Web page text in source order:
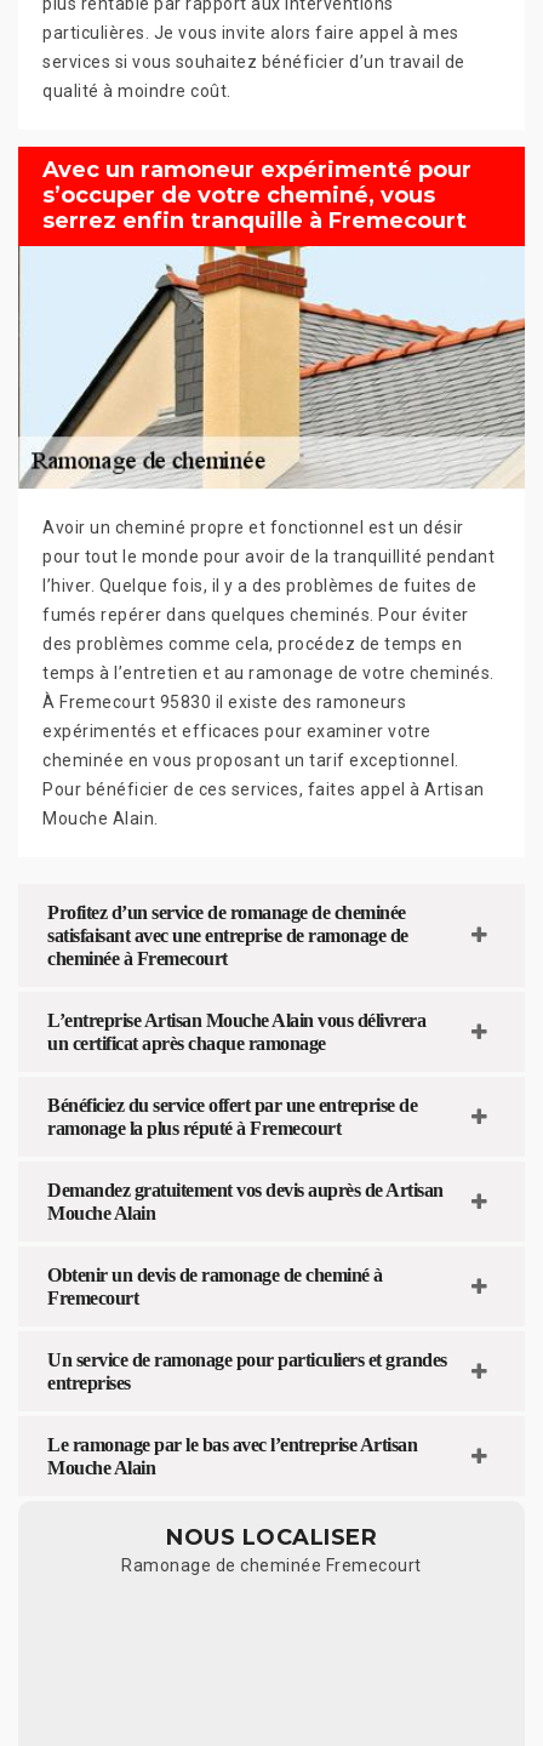
particulières. Je vous invite alors faire appel à mes
services si vous souhaitez bénéficier d’un travail de
qualité à moindre coût.
Avec un ramoneur expérimenté pour
s’occuper de votre cheminé, vous
serrez enfin tranquille à Fremecourt
Avoir un cheminé propre et fonctionnel est un désir
pour tout le monde pour avoir de la tranquillité pendant
l’hiver. Quelque fois, il y a des problèmes de fuites de
fumés repérer dans quelques cheminés. Pour éviter
des problèmes comme cela, procédez de temps en
temps à l’entretien et au ramonage de votre cheminés.
À Fremecourt 95830 il existe des ramoneurs
expérimentés et efficaces pour examiner votre
cheminée en vous proposant un tarif exceptionnel.
Pour bénéficier de ces services, faites appel à Artisan
Mouche Alain.
Profitez d’un service de romanage de cheminée
satisfaisant avec une entreprise de ramonage de
cheminée à Fremecourt
L’entreprise Artisan Mouche Alain vous délivrera
un certificat après chaque ramonage
Bénéficiez du service offert par une entreprise de
ramonage la plus réputé à Fremecourt
Demandez gratuitement vos devis auprès de Artisan
Mouche Alain
Obtenir un devis de ramonage de cheminé à
Fremecourt
Un service de ramonage pour particuliers et grandes
entreprises
Le ramonage par le bas avec l’entreprise Artisan
Mouche Alain
NOUS LOCALISER
Ramonage de cheminée Fremecourt